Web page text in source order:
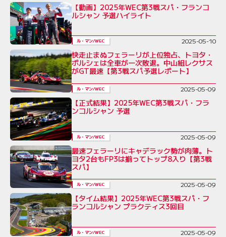
【動画】2025年WEC第3戦スパ・フランコ
ルシャン 予選ハイライト
ル・マン/WEC 2025-05-10
快走止まぬフェラーリが上位独占、トヨタ・
ポルシェは全車が一次敗退。中山組レクサス
がGT最速【第3戦スパ予選レポート】
ル・マン/WEC 2025-05-09
【正式結果】2025年WEC第3戦スパ・フラ
ンコルシャン 予選
ル・マン/WEC 2025-05-09
最速フェラーリにキャデラック勢が肉薄。ト
ヨタ2台もFP3は揃ってトップ8入り【第3戦
スパ】
ル・マン/WEC 2025-05-09
【タイム結果】2025年WEC第3戦スパ・フ
ランコルシャン プラクティス3回目
ル・マン/WEC 2025-05-09